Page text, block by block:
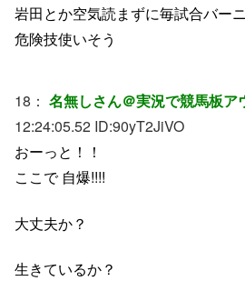
岩田とか空気読まずに毎試合バー
危険技使いそう
18： 名無しさん＠実況で競馬板ア
12:24:05.52 ID:90yT2JiVO
おーっと！！
ここで 自爆!!!!
大丈夫か？
生きているか？